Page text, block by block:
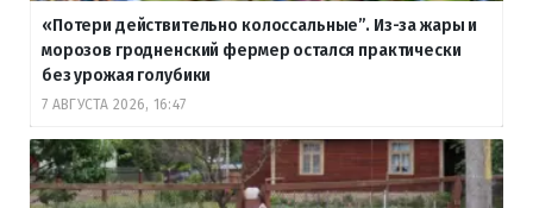
«Потери действительно колоссальные”. Из-за жары и
морозов гродненский фермер остался практически
без урожая голубики
7 АВГУСТА 2026, 16:47